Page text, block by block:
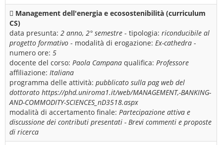
 Management dell'energia e ecosostenibilità (curriculum
CS)
data presunta: 2 anno, 2° semestre - tipologia: riconducibile al
progetto formativo - modalità di erogazione: Ex-cathedra -
numero ore: 5
docente del corso: Paola Campana qualifica: Professore
affiliazione: Italiana
programma delle attività: pubblicato sulla pag web del
dottorato https://phd.uniroma1.it/web/MANAGEMENT,-BANKING-
AND-COMMODITY-SCIENCES_nD3518.aspx
modalità di accertamento finale: Partecipazione attiva e
discussione dei contributi presentati - Brevi commenti e proposte
di ricerca